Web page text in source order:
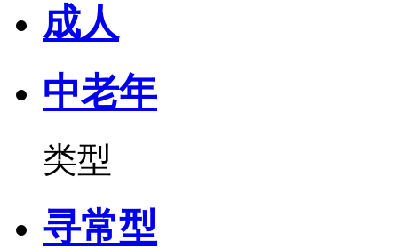
成人
中老年
类型
寻常型